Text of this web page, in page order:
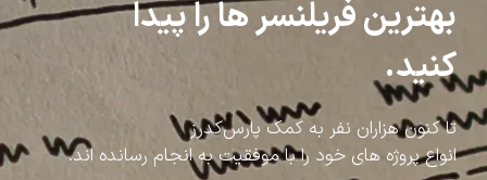
بهترین فریلنسر ها را پیدا
کنید.
تا کنون هزاران نفر به کمک پارس‌کدرز
انواع پروژه های خود را با موفقیت به انجام رسانده اند.